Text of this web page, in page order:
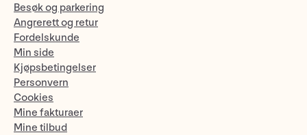
Besøk og parkering
Angrerett og retur
Fordelskunde
Min side
Kjøpsbetingelser
Personvern
Cookies
Mine fakturaer
Mine tilbud